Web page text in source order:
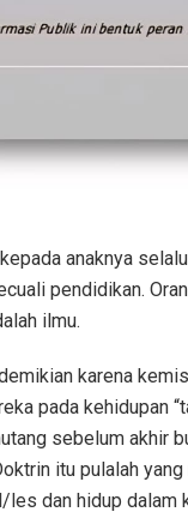
anaknya
pendidikan.
ilmu.
karena
pada kehidupan
sebelum akhir
itu pulalah
les dan hidup dalam